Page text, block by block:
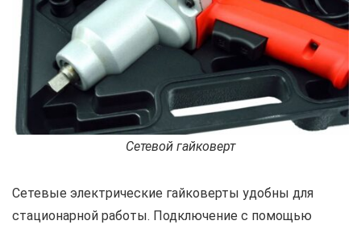
Сетевой гайковерт
Сетевые электрические гайковерты удобны для
стационарной работы. Подключение с помощью